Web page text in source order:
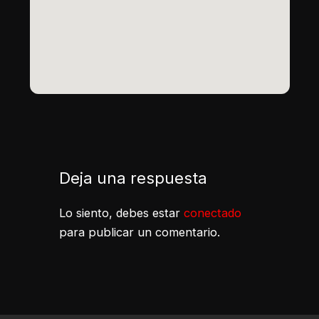
Deja una respuesta
Lo siento, debes estar conectado
para publicar un comentario.